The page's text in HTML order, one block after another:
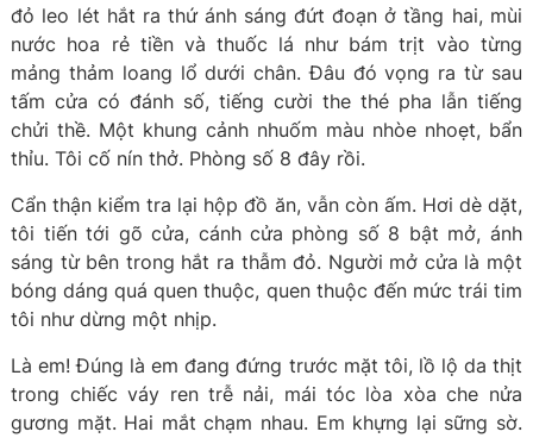
đỏ leo lét hắt ra thứ ánh sáng đứt đoạn ở tầng hai, mùi
nước hoa rẻ tiền và thuốc lá như bám trịt vào từng
mảng thảm loang lổ dưới chân. Đâu đó vọng ra từ sau
tấm cửa có đánh số, tiếng cười the thé pha lẫn tiếng
chửi thề. Một khung cảnh nhuốm màu nhòe nhoẹt, bẩn
thỉu. Tôi cố nín thở. Phòng số 8 đây rồi.
Cẩn thận kiểm tra lại hộp đồ ăn, vẫn còn ấm. Hơi dè dặt,
tôi tiến tới gõ cửa, cánh cửa phòng số 8 bật mở, ánh
sáng từ bên trong hắt ra thẫm đỏ. Người mở cửa là một
bóng dáng quá quen thuộc, quen thuộc đến mức trái tim
tôi như dừng một nhịp.
Là em! Đúng là em đang đứng trước mặt tôi, lồ lộ da thịt
trong chiếc váy ren trễ nải, mái tóc lòa xòa che nửa
gương mặt. Hai mắt chạm nhau. Em khựng lại sững sờ.